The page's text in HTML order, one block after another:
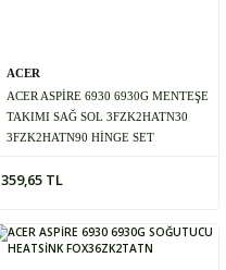
ACER
ACER ASPİRE 6930 6930G MENTEŞE
TAKIMI SAĞ SOL 3FZK2HATN30
3FZK2HATN90 HİNGE SET
359,65 TL